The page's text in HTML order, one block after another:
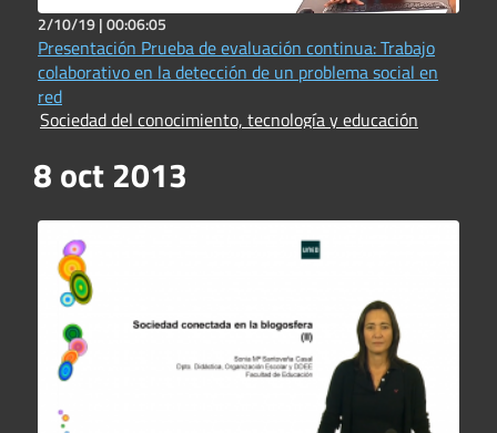
2/10/19 |00:06:05
Presentación Prueba de evaluación continua: Trabajo
colaborativo en la detección de un problema social en
red
Sociedad del conocimiento, tecnología y educación
8 oct 2013